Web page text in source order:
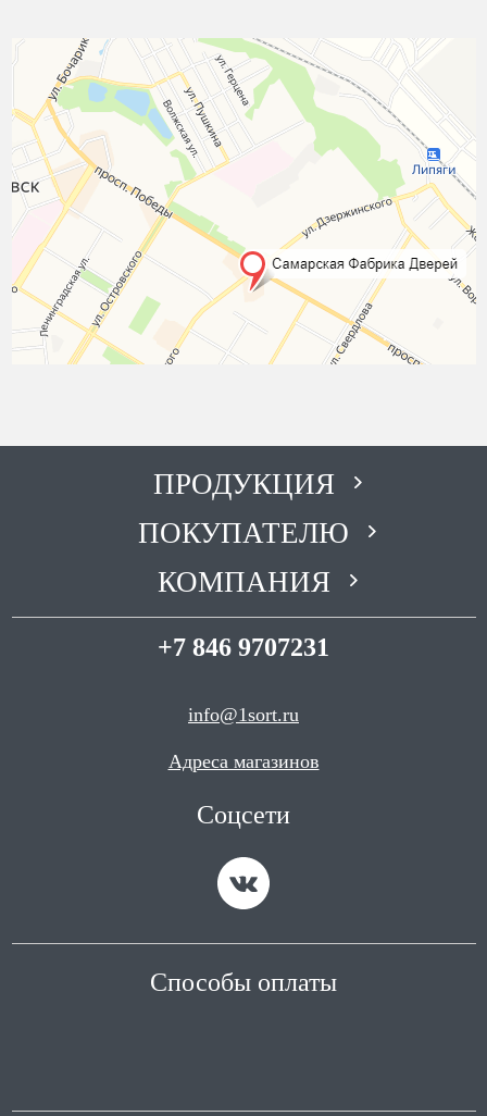
ПРОДУКЦИЯ
ПОКУПАТЕЛЮ
КОМПАНИЯ
+7 846 9707231
info@1sort.ru
Адреса магазинов
Соцсети
Способы оплаты